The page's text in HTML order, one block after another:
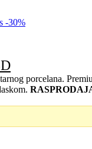
-30%
Trenutna
cena
je:
porcelana.